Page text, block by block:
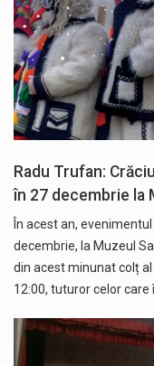
Radu Trufan:
în 27 decembrie la
În acest an,
decembrie, la Muzeul
din acest minunat colț
12:00, tuturor celor care